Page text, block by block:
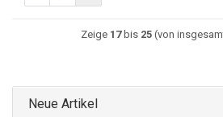
Zeige 17bis 25(von
Neue Artikel